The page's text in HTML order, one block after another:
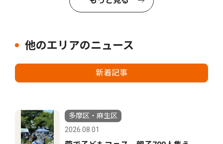
他のエリアのニュース
新着記事
多摩区・麻生区
2026.08.01